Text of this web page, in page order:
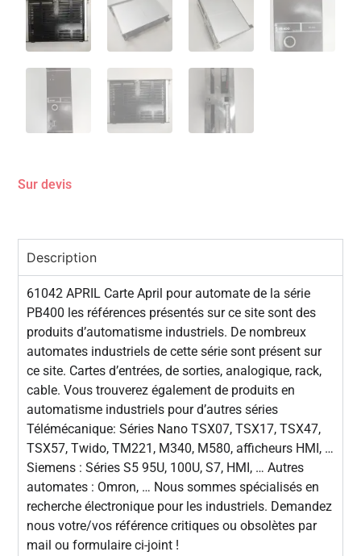
Sur devis
Description
61042 APRIL Carte April pour automate de la série
PB400 les références présentés sur ce site sont des
produits d’automatisme industriels. De nombreux
automates industriels de cette série sont présent sur
ce site. Cartes d’entrées, de sorties, analogique, rack,
cable. Vous trouverez également de produits en
automatisme industriels pour d’autres séries
Télémécanique: Séries Nano TSX07, TSX17, TSX47,
TSX57, Twido, TM221, M340, M580, afficheurs HMI, …
Siemens : Séries S5 95U, 100U, S7, HMI, … Autres
automates : Omron, … Nous sommes spécialisés en
recherche électronique pour les industriels. Demandez
nous votre/vos référence critiques ou obsolètes par
mail ou formulaire ci-joint !